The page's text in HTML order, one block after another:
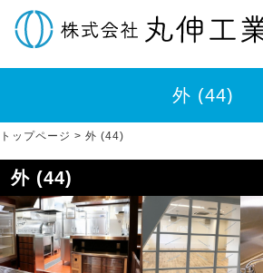
外 (44)
トップページ > 外 (44)
外 (44)